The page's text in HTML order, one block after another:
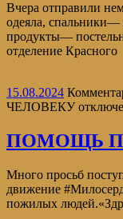
Вчера отправили
одеяла,
продукты—
отделение Красного
15.08.2024
ЧЕЛОВЕКУ
ПОМОЩЬ
Много просьб
движение
пожилых